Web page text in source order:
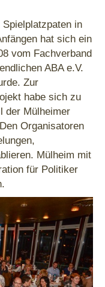
in
hat sich ein
vom Fachverband
ABA e.V.
Zur
habe sich zu
der Mülheimer
Organisatoren
Mülheim mit
für Politiker